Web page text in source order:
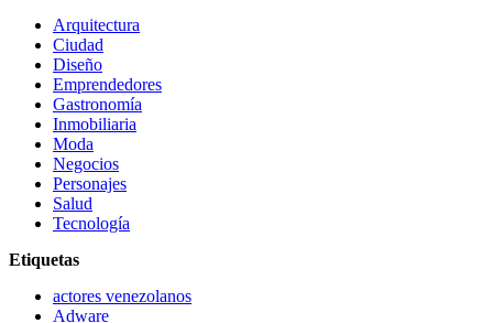
Arquitectura
Ciudad
Diseño
Emprendedores
Gastronomía
Inmobiliaria
Moda
Negocios
Personajes
Salud
Tecnología
Etiquetas
actores venezolanos
Adware